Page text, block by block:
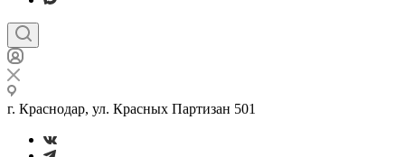
г. Краснодар, ул. Красных Партизан 501